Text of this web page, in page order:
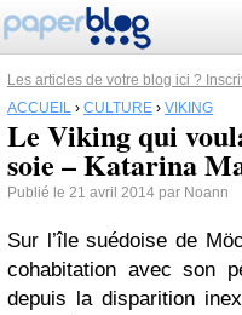
Les articles de votre blog ici ?
ACCUEIL › CULTURE › VIKING
Le Viking qui
soie – Katarina
Publié le 21 avril 2014 par Noann
Sur l’île suédoise de
cohabitation avec son
depuis la disparition